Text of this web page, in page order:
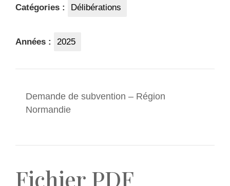
Catégories : Délibérations
Années : 2025
Demande de subvention – Région
Normandie
Fichier PDF